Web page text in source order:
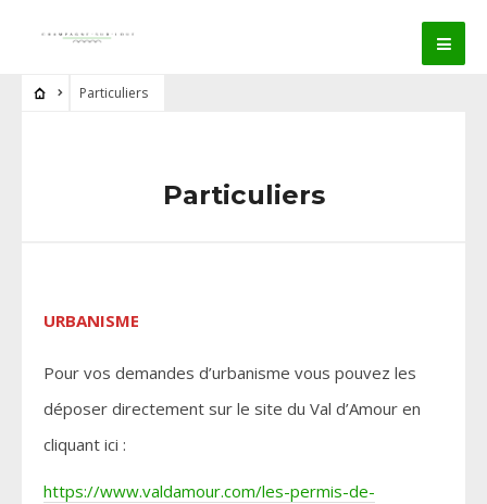
Particuliers
Particuliers
URBANISME
Pour vos demandes d’urbanisme vous pouvez les
déposer directement sur le site du Val d’Amour en
cliquant ici :
https://www.valdamour.com/les-permis-de-